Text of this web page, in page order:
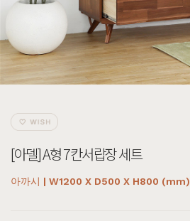
[아델] A형 7칸서랍장 세트
아까시 | W1200 X D500 X H800 (mm)